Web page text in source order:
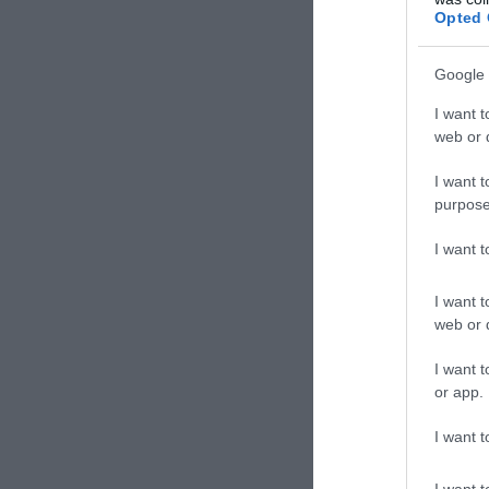
Opted
Google
I want
web or
I want
I want
I want
web or
I want
or app.
I want
στο Δερβένι.